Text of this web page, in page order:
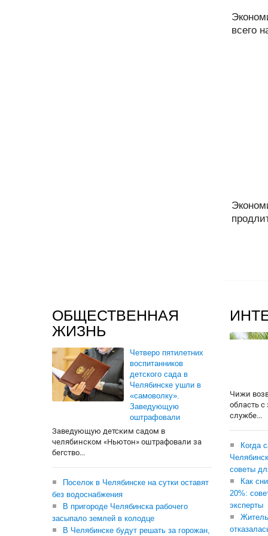
всего
ОБЩЕСТВЕННАЯ
ЖИЗНЬ
Четверо пятилетних
воспитанников
детского сада в
Челябинске ушли в
«самоволку».
Заведующую
оштрафовали
Заведующую детским садом в
челябинском «Ньютон» оштрафовали за
бегство...
Поселок в Челябинске на сутки оставят
без водоснабжения
В пригороде Челябинска рабочего
засыпало землей в колодце
В Челябинске будут решать за горожан,
Чижи
область
службе...
Когда
советы
Как
20%:
эксперты